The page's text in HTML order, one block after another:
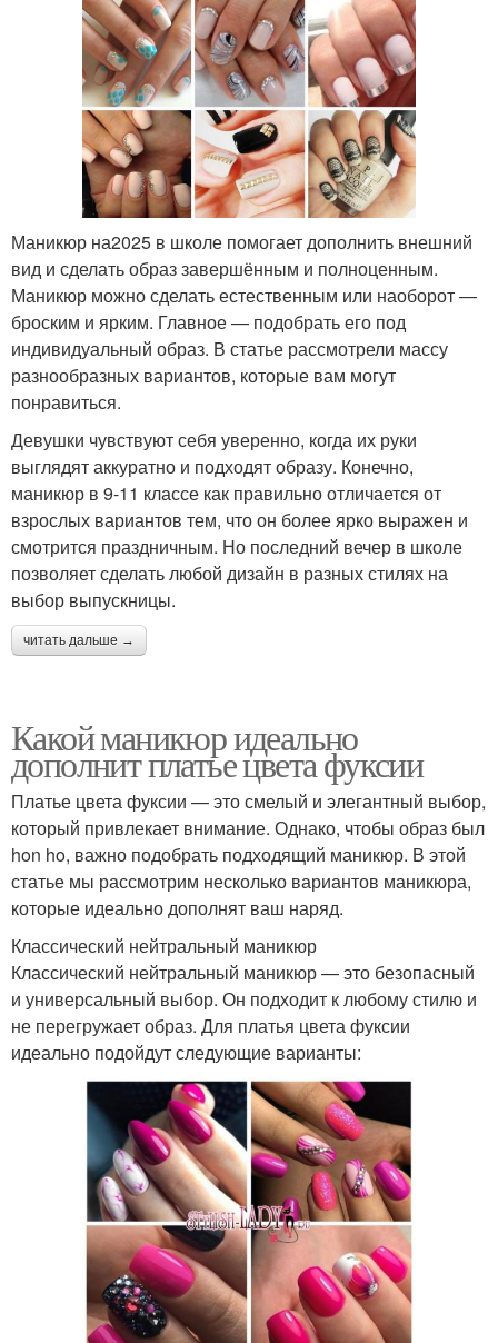
Маникюр на2025 в школе помогает дополнить внешний
вид и сделать образ завершённым и полноценным.
Маникюр можно сделать естественным или наоборот —
броским и ярким. Главное — подобрать его под
индивидуальный образ. В статье рассмотрели массу
разнообразных вариантов, которые вам могут
понравиться.
Девушки чувствуют себя уверенно, когда их руки
выглядят аккуратно и подходят образу. Конечно,
маникюр в 9-11 классе как правильно отличается от
взрослых вариантов тем, что он более ярко выражен и
смотрится праздничным. Но последний вечер в школе
позволяет сделать любой дизайн в разных стилях на
выбор выпускницы.
читать дальше →
Какой маникюр идеально
дополнит платье цвета фуксии
Платье цвета фуксии — это смелый и элегантный выбор,
который привлекает внимание. Однако, чтобы образ был
hon ho, важно подобрать подходящий маникюр. В этой
статье мы рассмотрим несколько вариантов маникюра,
которые идеально дополнят ваш наряд.
Классический нейтральный маникюр
Классический нейтральный маникюр — это безопасный
и универсальный выбор. Он подходит к любому стилю и
не перегружает образ. Для платья цвета фуксии
идеально подойдут следующие варианты: